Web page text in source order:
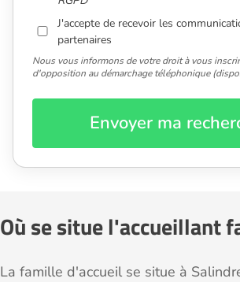
J'accepte de recevoir les
partenaires
Nous vous informons de votre droit à vous
d'opposition au démarchage téléphonique
Envoyer ma
Où se situe l'accueillant
La famille d'accueil se situe à